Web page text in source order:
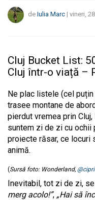
de Iulia Marc | vineri,
Cluj Bucket List:
Cluj într-o viață –
Ne plac listele (cel
trasee montane de
pierdut vremea prin
suntem zi de zi cu ochii
proiecte răsar, ce locuri
animă.
(Sursă foto: Wonderland,
Inevitabil, tot zi de zi,
merg acolo!”, „Hai să